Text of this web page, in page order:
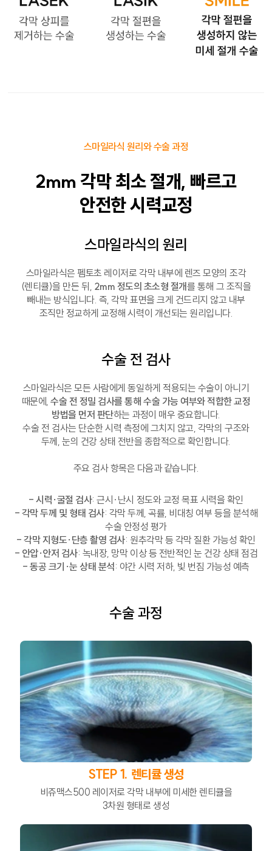
스마일라식 원리와 수술 과정
2mm각막 최소 절개, 빠르고
안전한시력교정
스마일라식의 원리
스마일라식은 펨토초 레이저로 각막 내부에 렌즈 모양의 조각
(렌티큘)을 만든 뒤, 2mm 정도의 초소형 절개를 통해 그 조직을
빼내는 방식입니다. 즉, 각막 표면을 크게 건드리지 않고 내부
조직만 정교하게 교정해 시력이 개선되는 원리입니다.
수술 전 검사
스마일라식은 모든 사람에게 동일하게 적용되는 수술이 아니기
때문에,수술 전 정밀 검사를 통해 수술 가능 여부와 적합한 교정
방법을 먼저 판단하는 과정이 매우 중요합니다.
수술 전 검사는 단순한 시력 측정에 그치지 않고, 각막의 구조와
두께, 눈의 건강 상태 전반을 종합적으로 확인합니다.
주요 검사 항목은 다음과 같습니다.
- 시력·굴절 검사: 근시·난시 정도와 교정 목표 시력을 확인
- 각막 두께 및 형태 검사: 각막 두께, 곡률, 비대칭 여부 등을 분석해
수술 안정성 평가
- 각막 지형도·단층 촬영 검사: 원추각막 등 각막 질환 가능성 확인
- 안압·안저 검사: 녹내장, 망막 이상 등 전반적인 눈 건강 상태 점검
- 동공 크기·눈 상태 분석: 야간 시력 저하, 빛 번짐 가능성 예측
수술 과정
STEP 1. 렌티큘 생성
비쥬맥스500 레이저로 각막 내부에 미세한 렌티큘을
3차원 형태로 생성